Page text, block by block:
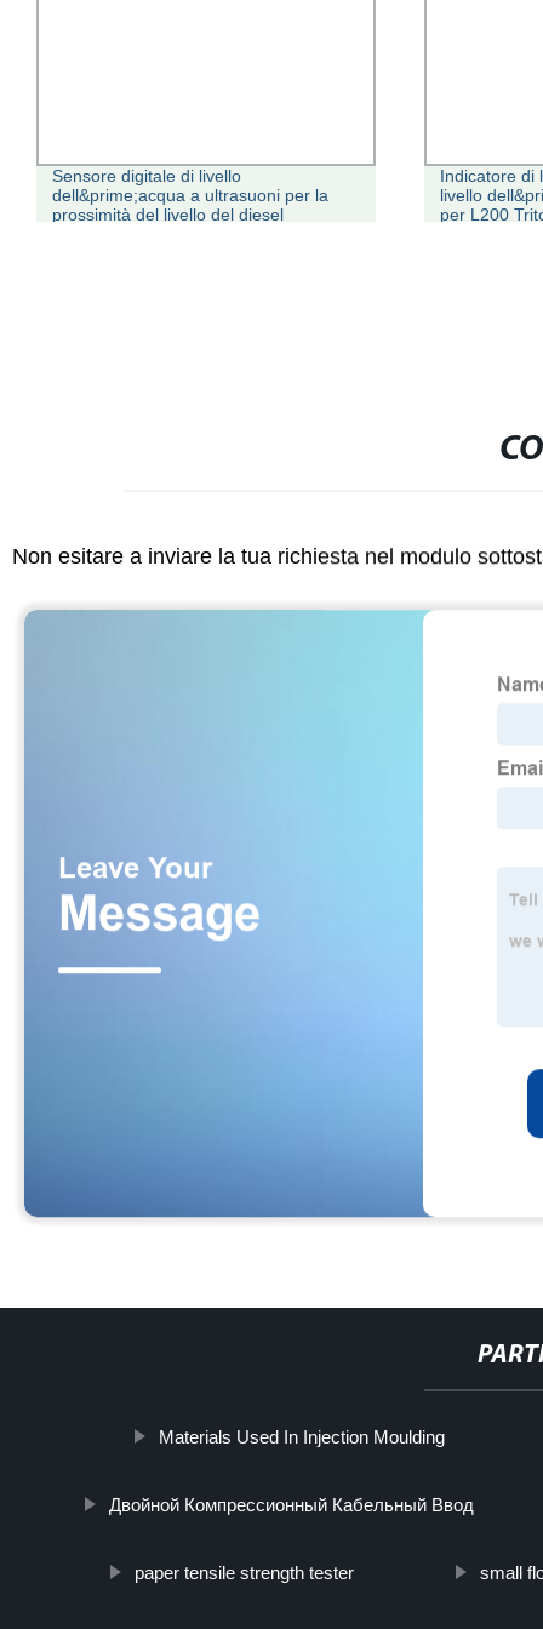
Sensore digitale di livello
dell&prime;acqua a ultrasuoni per la
prossimità del livello del diesel
Indicatore di
livello
per L200
Non esitare a inviare la tua richiesta nel modulo
Materials Used In Injection Moulding
Двойной Компрессионный Кабельный Ввод
paper tensile strength tester small